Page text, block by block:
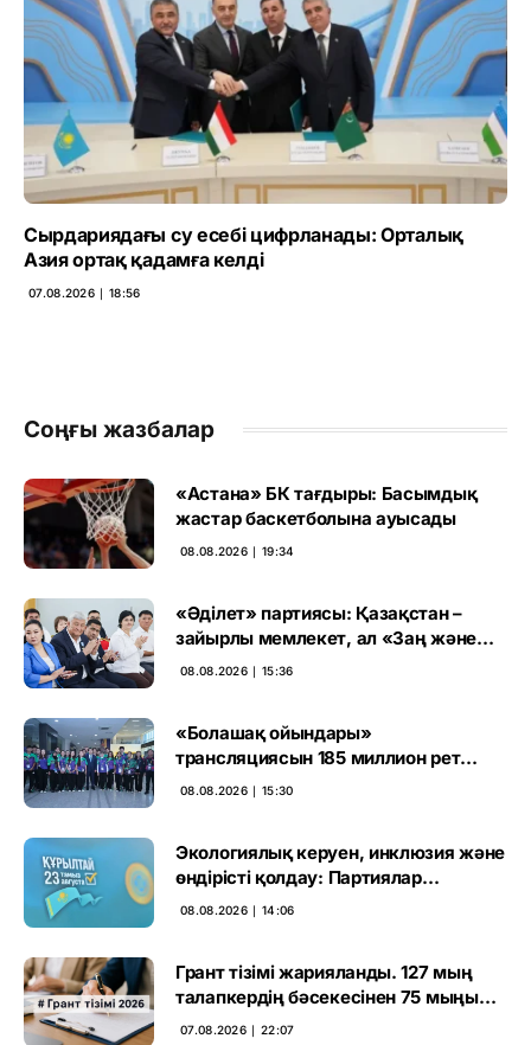
Сырдариядағы су есебі цифрланады: Орталық
Азия ортақ қадамға келді
07.08.2026 ∣ 18:56
Соңғы жазбалар
«Астана» БК тағдыры: Басымдық
жастар баскетболына ауысады
08.08.2026 ∣ 19:34
«Әділет» партиясы: Қазақстан –
зайырлы мемлекет, ал «Заң және
тәртіп» қағидаты баршаға міндетті
08.08.2026 ∣ 15:36
«Болашақ ойындары»
трансляциясын 185 миллион рет
көрген
08.08.2026 ∣ 15:30
Экологиялық керуен, инклюзия және
өндірісті қолдау: Партиялар
өңірлерде қандай мәселе көтерді
08.08.2026 ∣ 14:06
Грант тізімі жарияланды. 127 мың
талапкердің бәсекесінен 75 мыңы
өтті
07.08.2026 ∣ 22:07